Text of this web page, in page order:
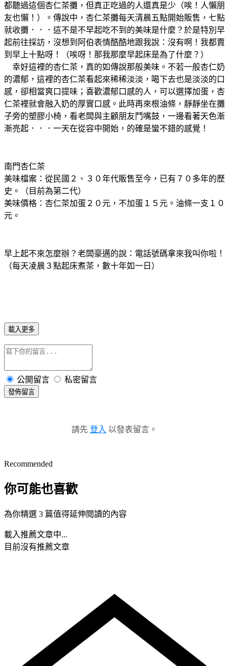
都聽過這個杏仁茶攤，但真正吃過的人還真是少（唉！人懶朋
友也懶！）。傳說中，杏仁茶攤每天清晨五點開始販售，七點
就收攤．．．這不是不早起吃不到的美味是什麼？於是特別早
起前往採訪，沒想到阿伯表情酷酷地跟我說：沒有啊！我都賣
到早上十點呀！（唉呀！那我那麼早起床是為了什麼？）
幸好這裡的杏仁茶，真的如傳說那般美味。不若一般杏仁奶
的濃郁，這裡的杏仁茶看起來稀稀淡淡，喝下去也是淡淡的口
感，卻相當爽口提味；喜歡濃郁口感的人，可以選擇加蛋，杏
仁茶裡就會融入奶的厚實口感。此時再來根油條，靜靜坐在攤
子旁的塑膠小椅，看老闆與主顧朋友鬥嘴鼓，一邊看著天色漸
漸亮起．．．一天在從容中開始，的確是蠻不錯的感覺！
南門杏仁茶
美味檔案：從民國２、３０年代販售至今，已有７０多年的歷
史。（目前為第二代）
美味價格：杏仁茶加蛋２０元，不加蛋１５元。油條一支１０
元。
早上起不來怎麼辦？老闆豪邁的說：電話號碼拿來我叫你啦！
（每天凌晨３點起床煮茶，數十年如一日）
載入更多
公開留言 私密留言
發佈留言
請先 登入 以發表留言。
Recommended
你可能也喜歡
為你精選 3 篇值得延伸閱讀的內容
載入推薦文章中...
目前沒有推薦文章